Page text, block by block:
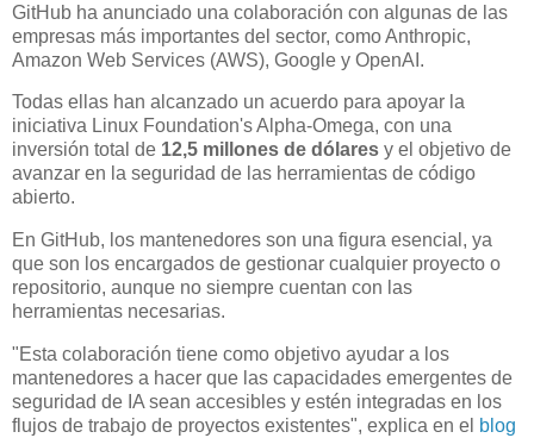
GitHub ha anunciado una colaboración con algunas de las
empresas más importantes del sector, como Anthropic,
Amazon Web Services (AWS), Google y OpenAI.
Todas ellas han alcanzado un acuerdo para apoyar la
iniciativa Linux Foundation's Alpha-Omega, con una
inversión total de 12,5 millones de dólares y el objetivo de
avanzar en la seguridad de las herramientas de código
abierto.
En GitHub, los mantenedores son una figura esencial, ya
que son los encargados de gestionar cualquier proyecto o
repositorio, aunque no siempre cuentan con las
herramientas necesarias.
"Esta colaboración tiene como objetivo ayudar a los
mantenedores a hacer que las capacidades emergentes de
seguridad de IA sean accesibles y estén integradas en los
flujos de trabajo de proyectos existentes", explica en el blog